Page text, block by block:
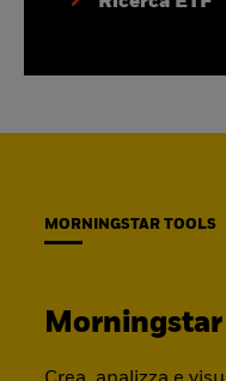
MORNINGSTAR TOOLS